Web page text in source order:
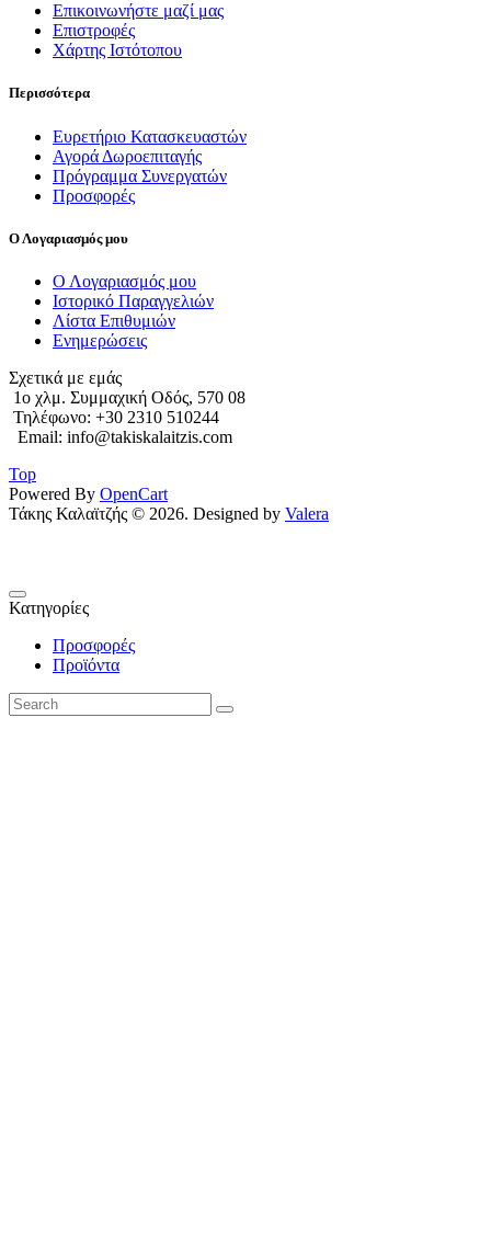
Επικοινωνήστε μαζί μας
Επιστροφές
Χάρτης Ιστότοπου
Περισσότερα
Ευρετήριο Κατασκευαστών
Αγορά Δωροεπιταγής
Πρόγραμμα Συνεργατών
Προσφορές
Ο Λογαριασμός μου
Ο Λογαριασμός μου
Ιστορικό Παραγγελιών
Λίστα Επιθυμιών
Ενημερώσεις
Σχετικά με εμάς
1o χλμ. Συμμαχική Οδός, 570 08
Τηλέφωνο: +30 2310 510244
Email: info@takiskalaitzis.com
Top
Powered By OpenCart
Τάκης Καλαϊτζής © 2026. Designed by Valera
Κατηγορίες
Προσφορές
Προϊόντα